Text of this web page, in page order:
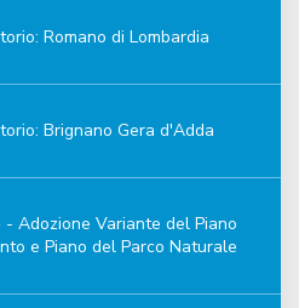
Romano di Lombardia
Brignano Gera d'Adda
Adozione Variante del Piano
e Piano del Parco Naturale